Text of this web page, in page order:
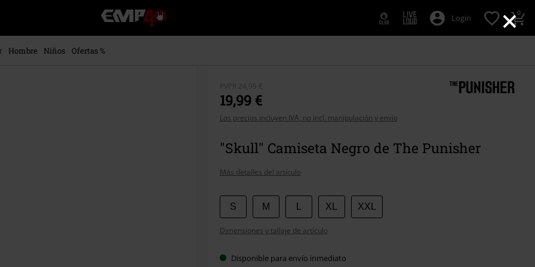
×
EMP
-
Música,
Login 0
Hombre Niños
Ofertas %
PVPR 24,99 €
19,99 €
Los precios incluyen IVA, no incl. manipulación y envío
"Skull" Camiseta Negro de The Punisher
Más detalles del artículo
Elige
tu
talla
S M XL XXL
Dimensiones y tallaje de artículo
Disponible para envío inmediato